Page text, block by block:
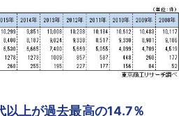
上が過去最高の14.7％